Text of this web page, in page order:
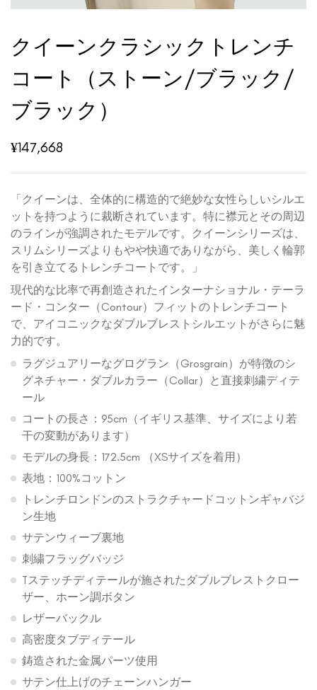
クイーンクラシックトレンチ
コート（ストーン/ブラック/
ブラック）
¥147,668
「クイーンは、全体的に構造的で絶妙な女性らしいシルエ
ットを持つように裁断されています。特に襟元とその周辺
のラインが強調されたモデルです。クイーンシリーズは、
スリムシリーズよりもやや快適でありながら、美しく輪郭
を引き立てるトレンチコートです。」
現代的な比率で再創造されたインターナショナル・テーラ
ード・コンター（Contour）フィットのトレンチコート
で、アイコニックなダブルブレストシルエットがさらに魅
力的です。
ラグジュアリーなグログラン（Grosgrain）が特徴のシ
グネチャー・ダブルカラー（Collar）と直接刺繍ディテ
ール
コートの長さ：95cm（イギリス基準、サイズにより若
干の変動があります）
モデルの身長：172.5cm （XSサイズを着用）
表地：100%コットン
トレンチロンドンのストラクチャードコットンギャバジ
ン生地
サテンウィーブ裏地
刺繍フラッグバッジ
Tステッチディテールが施されたダブルブレストクロー
ザー、ホーン調ボタン
レザーバックル
高密度タブディテール
鋳造された金属パーツ使用
サテン仕上げのチェーンハンガー